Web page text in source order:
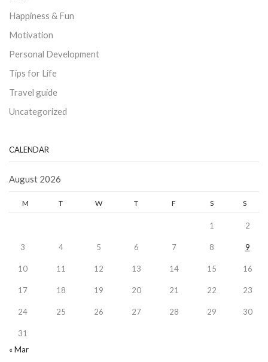
Happiness & Fun
Motivation
Personal Development
Tips for Life
Travel guide
Uncategorized
CALENDAR
August 2026
M T W T F S S
1 2
3 4 5 6 7 8 9
10 11 12 13 14 15 16
17 18 19 20 21 22 23
24 25 26 27 28 29 30
31
« Mar